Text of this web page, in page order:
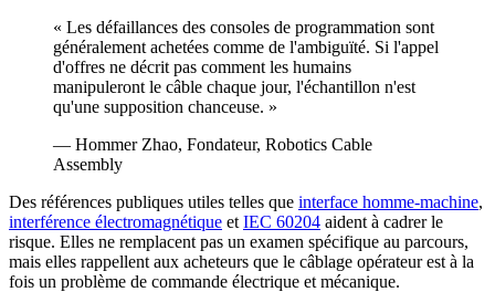
« Les défaillances des consoles de programmation sont
généralement achetées comme de l'ambiguïté. Si l'appel
d'offres ne décrit pas comment les humains
manipuleront le câble chaque jour, l'échantillon n'est
qu'une supposition chanceuse. »
— Hommer Zhao, Fondateur, Robotics Cable
Assembly
Des références publiques utiles telles que interface homme-machine,
interférence électromagnétique et IEC 60204 aident à cadrer le
risque. Elles ne remplacent pas un examen spécifique au parcours,
mais elles rappellent aux acheteurs que le câblage opérateur est à la
fois un problème de commande électrique et mécanique.